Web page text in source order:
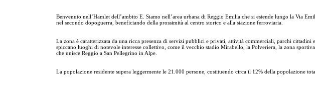
Benvenuto nell’Hamlet dell’ambito E. Siamo nell’area urbana di Reggio Emilia che si estende lungo la Via
nel secondo dopoguerra, beneficiando della prossimità al centro storico e alla stazione ferroviaria.
La zona è caratterizzata da una ricca presenza di servizi pubblici e privati, attività commerciali, parchi
spiccano luoghi di notevole interesse collettivo, come il vecchio stadio Mirabello, la Polveriera, la zona
che unisce Reggio a San Pellegrino in Alpe.
La popolazione residente supera leggermente le 21.000 persone, costituendo circa il 12% della popolazione